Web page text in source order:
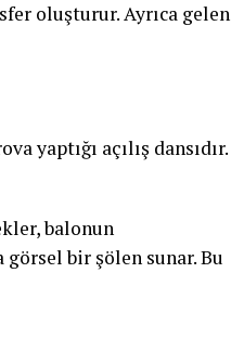
oluşturur. Ayrıca gelen
yaptığı açılış dansıdır.
balonun
bir şölen sunar. Bu